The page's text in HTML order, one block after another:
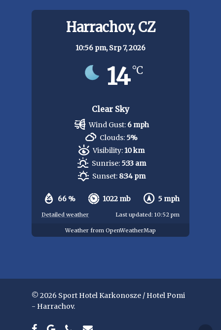
Harrachov, CZ
10:56 pm,Srp 7, 2026
14°C
Clear Sky
66 % 1022 mb 5 mph
Wind Gust: 6 mph
Clouds: 5%
Visibility: 10 km
Sunrise: 5:33 am
Sunset: 8:34 pm
Detailed weather Last updated: 10:52 pm
Weather from OpenWeatherMap
© 2026 Sport Hotel Karkonosze / Hotel Pomi
- Harrachov.